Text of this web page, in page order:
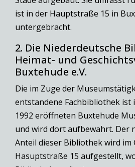
ist in der Hauptstraße 15 in
untergebracht.
2. Die Niederdeutsche
Heimat- und
Buxtehude e.V.
Die im Zuge der
entstandene Fachbibliothek ist
1992 eröffneten Buxtehude
und wird dort aufbewahrt. Der
Anteil dieser Bibliothek wird im
Hasuptstraße 15 aufgestellt,